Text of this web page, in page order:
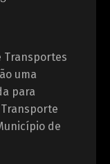
Transportes
uma
para
de